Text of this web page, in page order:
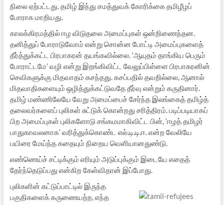
நிலை ஏற்பட்டது. தமிழ் இந்து சமத்துவக் கோரிக்கை தமிழீழப்
போராக மாறியது.
காலக்கிரமத்தில் ஈழ விடுதலை அமைப்புகள் ஒன்றிணைந்தன.
தனித்துப் போராடுவோம் என்று சொன்ன போட்டி அமைப்புகளைத்
தீர்த்துக்கட்ட பிரபாகரன் தயங்கவில்லை. ‘ஆயுதம் தாங்கிய பெரும்
போராட்டமே’ வழி என்று இறங்கிவிட்ட வேலுப்பிள்ளை பிரபாகரனின்
செவிகளுக்கு மிதவாதம் கசந்தது. கசப்பதில் தவறில்லை, ஆனால்
மிதவாதிகளையும் ஒழித்துக்கட்டுவதே தீர்வு என்றும் கருதினார்.
தமிழ் மண்ணிலேயே வேறு அமைப்பைச் சேர்ந்த இலங்கைத் தமிழ்த்
தலைவர்களைப் புலிகள் சுட்டுக் கொன்றது சரித்திரம். படிப்படியாகப்
பிற அமைப்புகள் புலிகளோடு சங்கமமாகிவிட்ட பின், ‘ஈழத் தமிழர்
பாதுகாவலனாக’ வரித்துக்கொண்ட எல்.டி.டி.ஈ. என்ற வேலியே
பயிரை மேய்ந்த கதையும் நிறைய வெளியானதுண்டு.
எண்ணெய்ச் சட்டிக்கும் எரியும் அடுப்புக்கும் இடையே எதைத்
தேர்ந்தெடுப்பது என்கிற கேள்விதான் இப்போது.
புலிகளின் கட்டுப்பாட்டில் இருந்த
பகுதிகளைக் கருணையற்ற, எந்த